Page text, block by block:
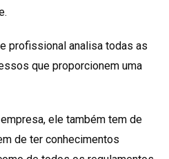
profissional analisa todas as
que proporcionem uma
ele também tem de
de ter conhecimentos